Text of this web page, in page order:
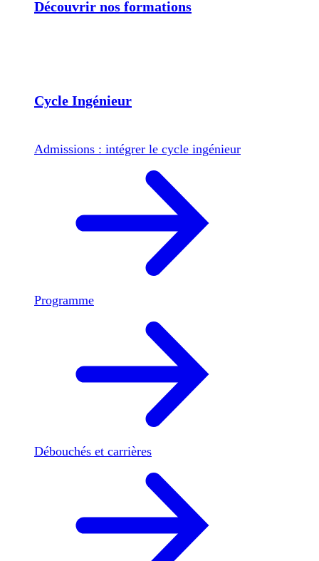
Découvrir nos formations
Cycle Ingénieur
Admissions : intégrer le cycle ingénieur
Programme
Débouchés et carrières